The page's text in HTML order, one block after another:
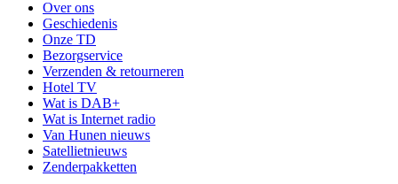
Over ons
Geschiedenis
Onze TD
Bezorgservice
Verzenden & retourneren
Hotel TV
Wat is DAB+
Wat is Internet radio
Van Hunen nieuws
Satellietnieuws
Zenderpakketten